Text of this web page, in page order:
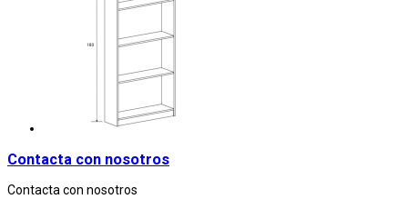
Contacta con nosotros
Contacta con nosotros